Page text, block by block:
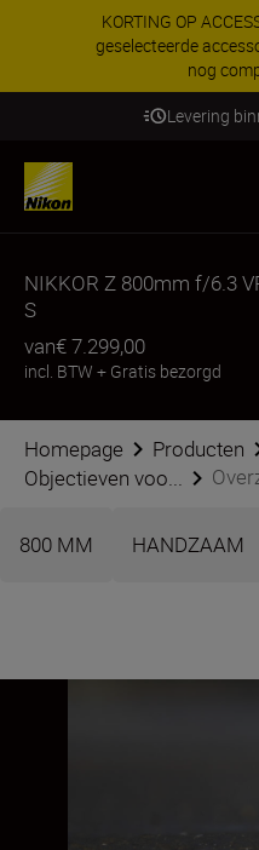
KORTING OP
geselecteerde
nog
Levering
NIKKOR Z 800mm f/6.3
S
van€ 7.299,00
incl. BTW + Gratis bezorgd
Homepage Producten
Objectieven voo...
800 MM HANDZAAM